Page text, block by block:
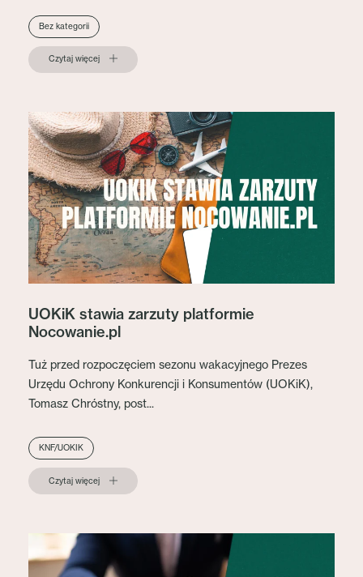
Bez kategorii
Czytaj więcej
UOKiK stawia zarzuty platformie
Nocowanie.pl
Tuż przed rozpoczęciem sezonu wakacyjnego Prezes
Urzędu Ochrony Konkurencji i Konsumentów (UOKiK),
Tomasz Chróstny, post...
KNF/UOKIK
Czytaj więcej